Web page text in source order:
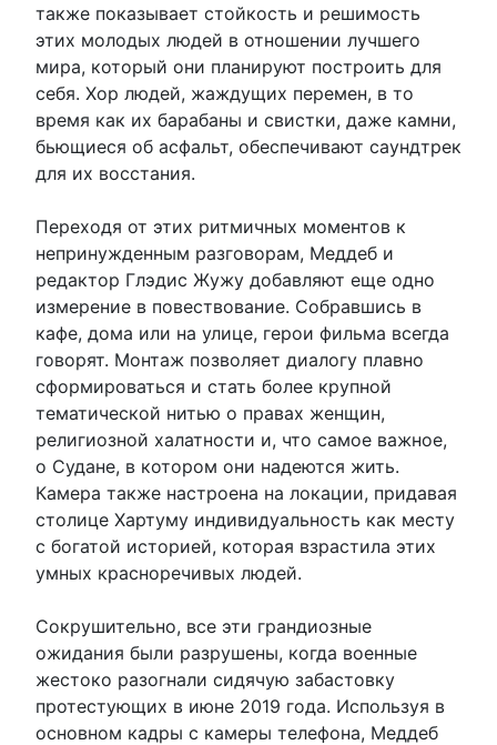
также показывает стойкость и решимость
этих молодых людей в отношении лучшего
мира, который они планируют построить для
себя. Хор людей, жаждущих перемен, в то
время как их барабаны и свистки, даже камни,
бьющиеся об асфальт, обеспечивают саундтрек
для их восстания.
Переходя от этих ритмичных моментов к
непринужденным разговорам, Меддеб и
редактор Глэдис Жужу добавляют еще одно
измерение в повествование. Собравшись в
кафе, дома или на улице, герои фильма всегда
говорят. Монтаж позволяет диалогу плавно
сформироваться и стать более крупной
тематической нитью о правах женщин,
религиозной халатности и, что самое важное,
о Судане, в котором они надеются жить.
Камера также настроена на локации, придавая
столице Хартуму индивидуальность как месту
с богатой историей, которая взрастила этих
умных красноречивых людей.
Сокрушительно, все эти грандиозные
ожидания были разрушены, когда военные
жестоко разогнали сидячую забастовку
протестующих в июне 2019 года. Используя в
основном кадры с камеры телефона, Меддеб